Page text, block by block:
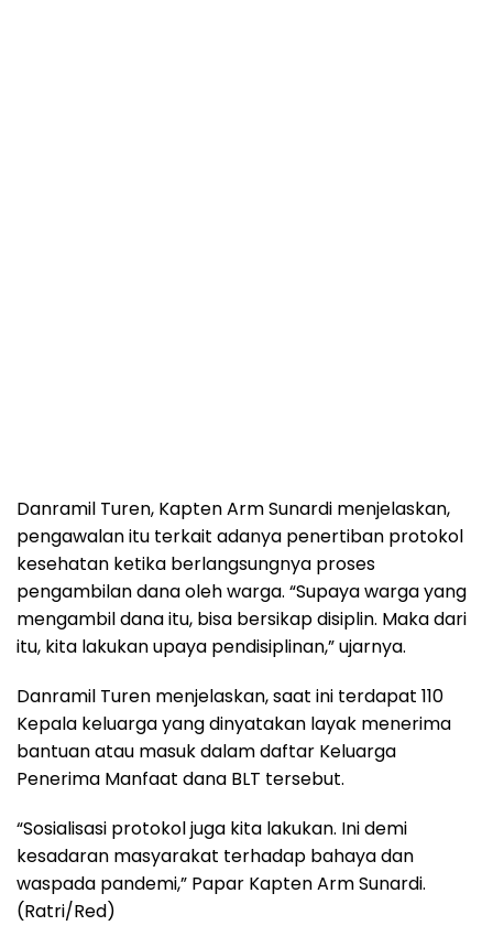
Danramil Turen, Kapten Arm Sunardi menjelaskan,
pengawalan itu terkait adanya penertiban protokol
kesehatan ketika berlangsungnya proses
pengambilan dana oleh warga. “Supaya warga yang
mengambil dana itu, bisa bersikap disiplin. Maka dari
itu, kita lakukan upaya pendisiplinan,” ujarnya.
Danramil Turen menjelaskan, saat ini terdapat 110
Kepala keluarga yang dinyatakan layak menerima
bantuan atau masuk dalam daftar Keluarga
Penerima Manfaat dana BLT tersebut.
“Sosialisasi protokol juga kita lakukan. Ini demi
kesadaran masyarakat terhadap bahaya dan
waspada pandemi,” Papar Kapten Arm Sunardi.
(Ratri/Red)